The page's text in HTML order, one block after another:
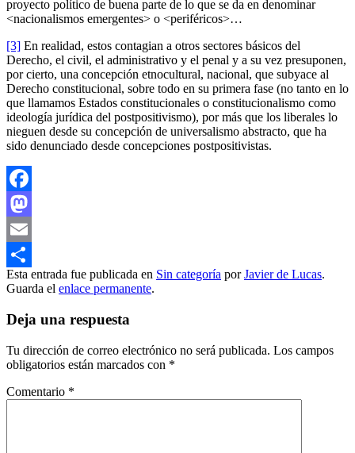
proyecto político de buena parte de lo que se da en denominar
<nacionalismos emergentes> o <periféricos>…
[3] En realidad, estos contagian a otros sectores básicos del
Derecho, el civil, el administrativo y el penal y a su vez presuponen,
por cierto, una concepción etnocultural, nacional, que subyace al
Derecho constitucional, sobre todo en su primera fase (no tanto en lo
que llamamos Estados constitucionales o constitucionalismo como
ideología jurídica del postpositivismo), por más que los liberales lo
nieguen desde su concepción de universalismo abstracto, que ha
sido denunciado desde concepciones postpositivistas.
Facebook
Mastodon
Email
Compartir
Esta entrada fue publicada en Sin categoría porJavier de Lucas.
Guarda el enlace permanente.
Deja una respuesta
Tu dirección de correo electrónico no será publicada. Los campos
obligatorios están marcados con *
Comentario *